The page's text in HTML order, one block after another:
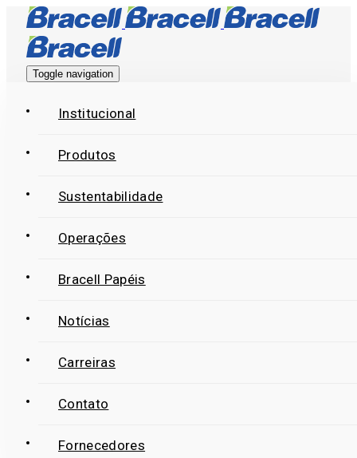
Skip
links
Skip
primary
Skip
Toggle navigation
Institucional
Produtos
Sustentabilidade
Operações
Bracell Papéis
Notícias
Carreiras
Contato
Fornecedores